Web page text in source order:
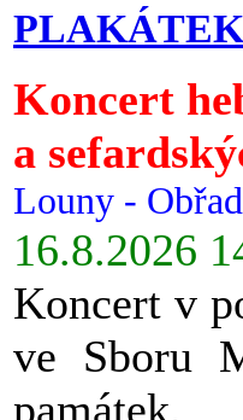
PLAKÁTEK
Koncert
a
Louny -
16.8.2026
Koncert v
ve Sboru
památek.